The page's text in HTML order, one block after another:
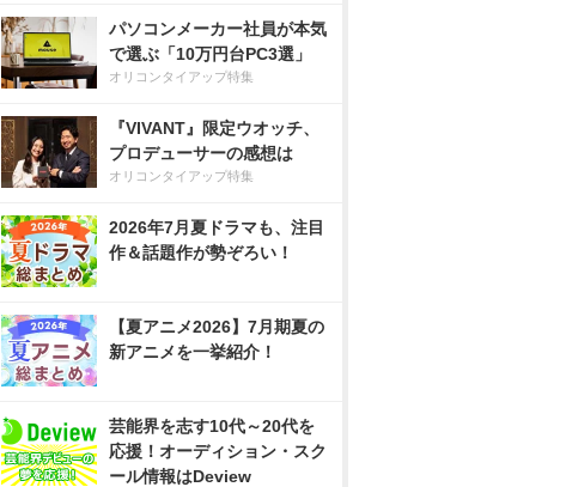
パソコンメーカー社員が本気
で選ぶ「10万円台PC3選」
オリコンタイアップ特集
『VIVANT』限定ウオッチ、
プロデューサーの感想は
オリコンタイアップ特集
2026年7月夏ドラマも、注目
作＆話題作が勢ぞろい！
【夏アニメ2026】7月期夏の
新アニメを一挙紹介！
芸能界を志す10代～20代を
応援！オーディション・スク
ール情報はDeview